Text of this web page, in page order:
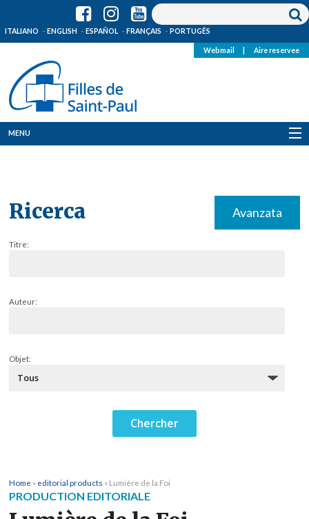
ITALIANO ENGLISH ESPAÑOL FRANÇAIS PORTUGÊS
Webmail Aire reservee
MENU
Ricerca Avanzata
Titre:
Auteur:
Objet:
Home » editorial products » Lumière de la Foi
PRODUCTION EDITORIALE